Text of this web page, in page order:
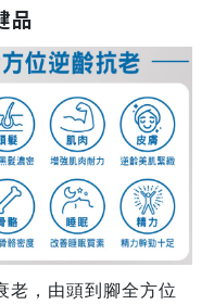
品
老，由頭到腳全方位